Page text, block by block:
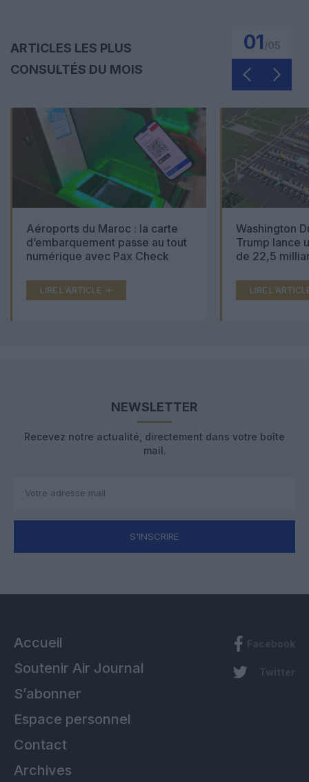
ARTICLES LES PLUS
CONSULTÉS DU MOIS
01
Aéroports du Maroc : la carte
d’embarquement passe au tout
numérique avec Pax Check
LIRE L'ARTICLE
Washington
Trump lance
de 22,5
LIRE
NEWSLETTER
Recevez notre actualité, directement dans votre boîte
mail.
S'INSCRIRE
Accueil
Soutenir Air Journal
S’abonner
Espace personnel
Contact
Archives